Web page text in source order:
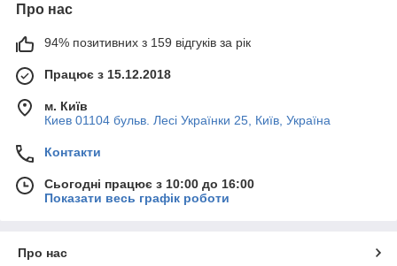
Про нас
94% позитивних з 159 відгуків за рік
Працює з 15.12.2018
м. Київ
Киев 01104 бульв. Лесі Українки 25, Київ, Україна
Контакти
Сьогодні працює з 10:00 до 16:00
Показати весь графік роботи
Про нас